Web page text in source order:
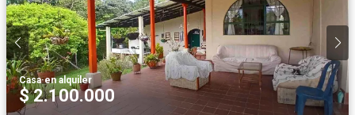
Casa·en alquiler
$ 2.100.000